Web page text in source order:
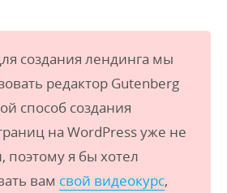
создания лендинга мы
редактор Gutenberg
способ создания
на WordPress уже не
поэтому я бы хотел
вам свой видеокурс,